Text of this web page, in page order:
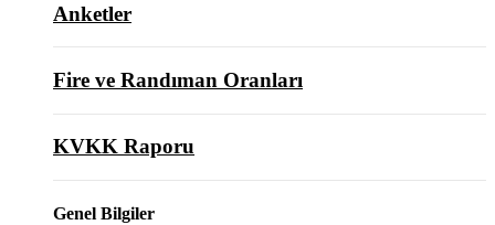
Anketler
Fire ve Randıman Oranları
KVKK Raporu
Genel Bilgiler